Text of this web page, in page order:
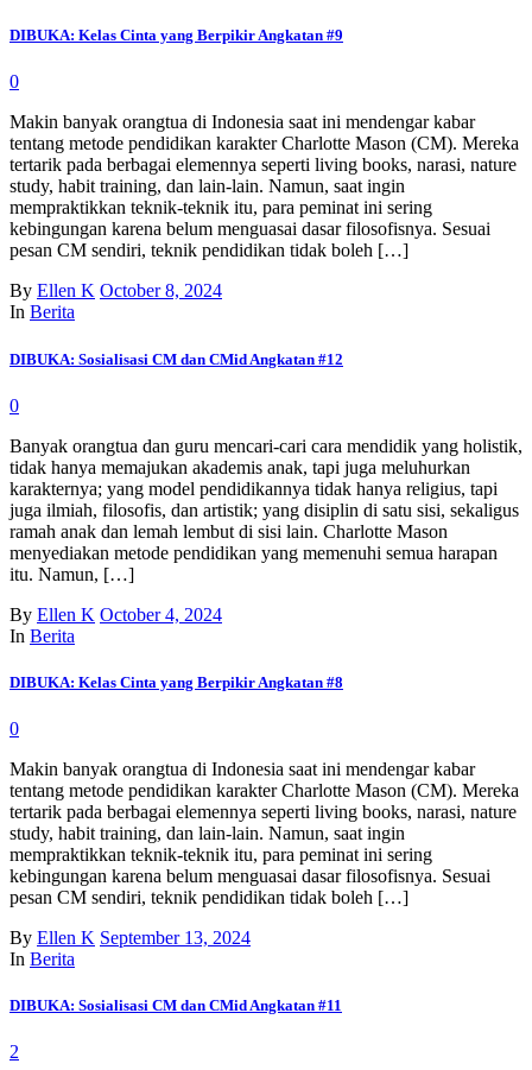
DIBUKA: Kelas Cinta yang Berpikir Angkatan #9
0
Makin banyak orangtua di Indonesia saat ini mendengar kabar
tentang metode pendidikan karakter Charlotte Mason (CM). Mereka
tertarik pada berbagai elemennya seperti living books, narasi, nature
study, habit training, dan lain-lain. Namun, saat ingin
mempraktikkan teknik-teknik itu, para peminat ini sering
kebingungan karena belum menguasai dasar filosofisnya. Sesuai
pesan CM sendiri, teknik pendidikan tidak boleh […]
By Ellen K October 8, 2024
In Berita
DIBUKA: Sosialisasi CM dan CMid Angkatan #12
0
Banyak orangtua dan guru mencari-cari cara mendidik yang holistik,
tidak hanya memajukan akademis anak, tapi juga meluhurkan
karakternya; yang model pendidikannya tidak hanya religius, tapi
juga ilmiah, filosofis, dan artistik; yang disiplin di satu sisi, sekaligus
ramah anak dan lemah lembut di sisi lain. Charlotte Mason
menyediakan metode pendidikan yang memenuhi semua harapan
itu. Namun, […]
By Ellen K October 4, 2024
In Berita
DIBUKA: Kelas Cinta yang Berpikir Angkatan #8
0
Makin banyak orangtua di Indonesia saat ini mendengar kabar
tentang metode pendidikan karakter Charlotte Mason (CM). Mereka
tertarik pada berbagai elemennya seperti living books, narasi, nature
study, habit training, dan lain-lain. Namun, saat ingin
mempraktikkan teknik-teknik itu, para peminat ini sering
kebingungan karena belum menguasai dasar filosofisnya. Sesuai
pesan CM sendiri, teknik pendidikan tidak boleh […]
By Ellen K September 13, 2024
In Berita
DIBUKA: Sosialisasi CM dan CMid Angkatan #11
2